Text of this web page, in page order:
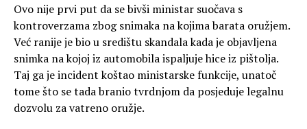
Ovo nije prvi put da se bivši ministar suočava s
kontroverzama zbog snimaka na kojima barata oružjem.
Već ranije je bio u središtu skandala kada je objavljena
snimka na kojoj iz automobila ispaljuje hice iz pištolja.
Taj ga je incident koštao ministarske funkcije, unatoč
tome što se tada branio tvrdnjom da posjeduje legalnu
dozvolu za vatreno oružje.